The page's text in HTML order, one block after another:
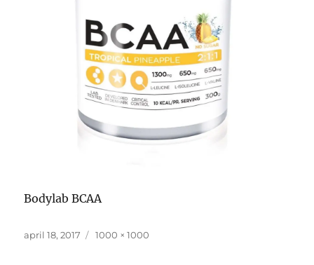
Bodylab BCAA
Udgivet
april 18, 2017
Faktisk
1000 × 1000